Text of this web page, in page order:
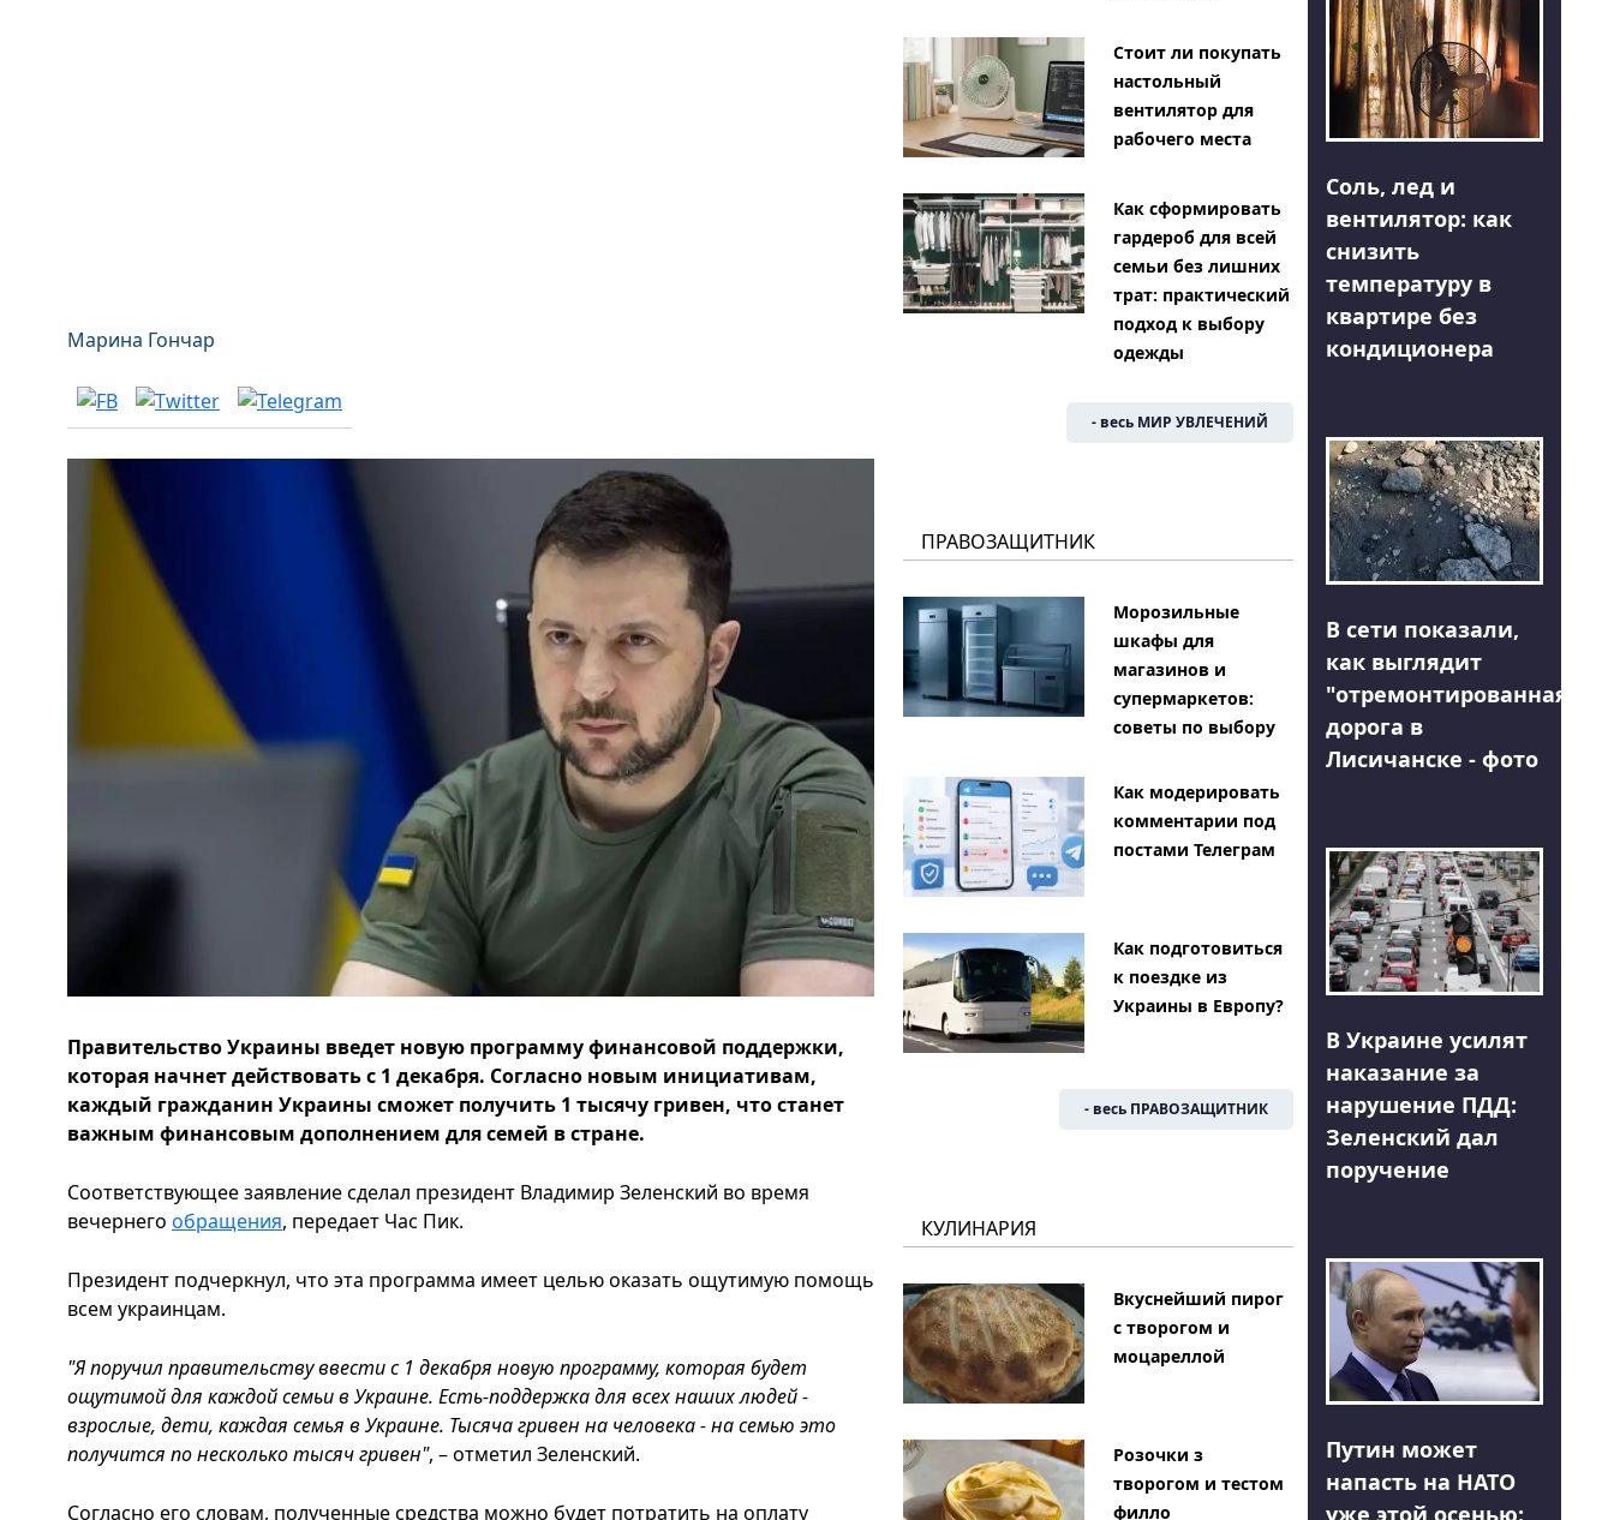
Марина Гончар
Правительство Украины введет новую программу финансовой поддержки,
которая начнет действовать с 1 декабря. Согласно новым инициативам,
каждый гражданин Украины сможет получить 1 тысячу гривен, что станет
важным финансовым дополнением для семей в стране.
Соответствующее заявление сделал президент Владимир Зеленский во время
вечернего обращения, передает Час Пик.
Президент подчеркнул, что эта программа имеет целью оказать ощутимую помощь
всем украинцам.
"Я поручил правительству ввести с 1 декабря новую программу, которая будет
ощутимой для каждой семьи в Украине. Есть-поддержка для всех наших людей -
взрослые, дети, каждая семья в Украине. Тысяча гривен на человека - на семью это
получится по несколько тысяч гривен", – отметил Зеленский.
Согласно его словам, полученные средства можно будет потратить на оплату
Стоит ли покупать
настольный
вентилятор для
рабочего места
Как сформировать
гардероб для всей
семьи без лишних
трат: практический
подход к выбору
одежды
- весь МИР УВЛЕЧЕНИЙ
ПРАВОЗАЩИТНИК
Морозильные
шкафы для
магазинов и
супермаркетов:
советы по выбору
Как модерировать
комментарии под
постами Телеграм
Как подготовиться
к поездке из
Украины в Европу?
- весь ПРАВОЗАЩИТНИК
КУЛИНАРИЯ
Вкуснейший пирог
с творогом и
моцареллой
Розочки з
творогом и тестом
филло
Соль, лед и
вентилятор: как
снизить
температуру в
квартире без
кондиционера
В сети показали,
как выглядит
"отремонтированная"
дорога в
Лисичанске - фото
В Украине усилят
наказание за
нарушение ПДД:
Зеленский дал
поручение
Путин может
напасть на НАТО